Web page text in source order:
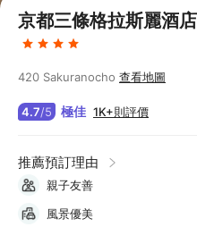
京都三條格拉斯麗酒店
420 Sakuranocho 查看地圖
4.7/5 極佳 1K+則評價
推薦預訂理由
親子友善
風景優美